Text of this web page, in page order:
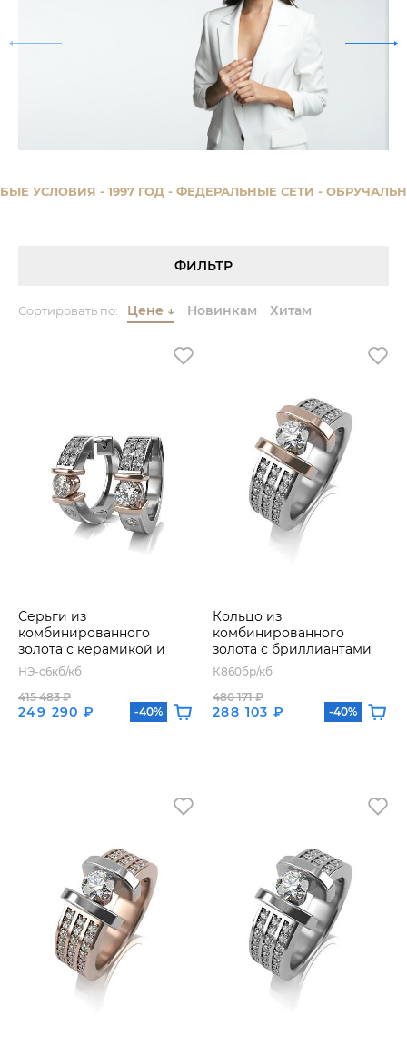
УСЛОВИЯ - 1997 ГОД - ФЕДЕРАЛЬНЫЕ СЕТИ -
ФИЛЬТР
Сортировать по: Цене ↓ Новинкам Хитам
Серьги из
комбинированного
золота с керамикой и
бриллиантами
НЭ-с6кб/кб
249 290 ₽
415 483 ₽
-40%
Кольцо из
комбинированного
золота с бриллиантами
К860бр/кб
288 103 ₽
480 171 ₽
-40%